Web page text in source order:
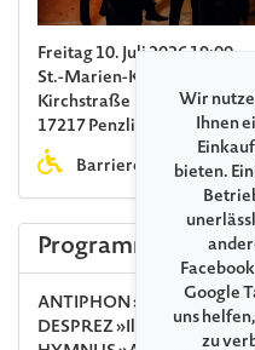
Freitag 10. Juli 2026 19:00
St.-Marien-Kirche Penzlin
Kirchstraße
17217 Penzlin
Barrierefreie Toilette
Programm
ANTIPHON»Salve Regina«
DESPREZ»Illibata Dei
Wir
Ihnen
bieten.
Google
uns
zu